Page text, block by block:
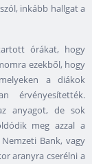
inkább hallgat a
órákat, hogy
ezekből, hogy
a diákok
érvényesítették.
anyagot, de sok
meg azzal a
Bank, vagy
aranyra cserélni a